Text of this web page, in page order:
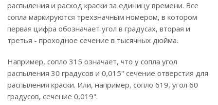
распыления и расход краски за единицу времени. Все
сопла маркируются трехзначным номером, в котором
первая цифра обозначает угол в градусах, вторая и
третья - проходное сечение в тысячных дюйма.
Например, сопло 315 означает, что у сопла угол
распыления 30 градусов и 0,015" сечение отверстия для
распыления краски. Или, например, сопло 619, угол 60
градусов, сечение 0,019".